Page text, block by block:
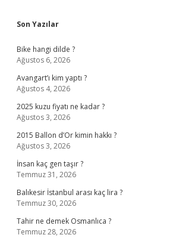
Sidebar
Son Yazılar
Bike hangi dilde ?
Ağustos 6, 2026
Avangart’ı kim yaptı ?
Ağustos 4, 2026
2025 kuzu fiyatı ne kadar ?
Ağustos 3, 2026
2015 Ballon d’Or kimin hakkı ?
Ağustos 3, 2026
İnsan kaç gen taşır ?
Temmuz 31, 2026
Balıkesir İstanbul arası kaç lira ?
Temmuz 30, 2026
Tahir ne demek Osmanlıca ?
Temmuz 28, 2026